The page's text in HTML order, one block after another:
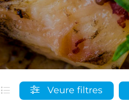
Veure filtres